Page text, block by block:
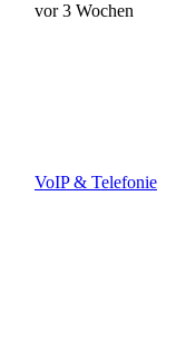
vor 3 Wochen
VoIP & Telefonie